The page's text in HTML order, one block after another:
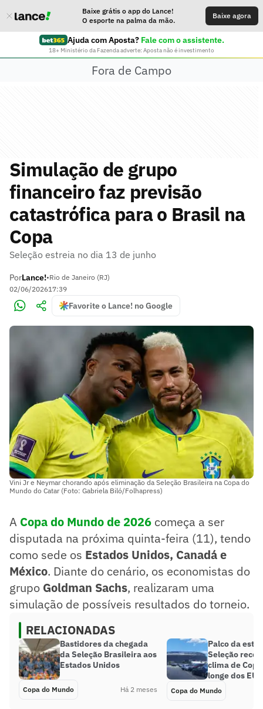
Baixe grátis o app do Lance!
O esporte na palma da mão.
Baixe agora
Ajuda com Aposta? Fale com o assistente.
18+ Ministério da Fazenda adverte: Aposta não é investimento
Fora de Campo
Simulação de grupo
financeiro faz previsão
catastrófica para o Brasil na
Copa
Seleção estreia no dia 13 de junho
PorLance!•Rio de Janeiro (RJ)
02/06/202617:39
Favorite o Lance! no Google
Vini Jr e Neymar chorando após eliminação da Seleção Brasileira na Copa do
Mundo do Catar (Foto: Gabriela Biló/Folhapress)
A Copa do Mundo de 2026 começa a ser
disputada na próxima quinta-feira (11), tendo
como sede os Estados Unidos, Canadá e
México. Diante do cenário, os economistas do
grupo Goldman Sachs, realizaram uma
simulação de possíveis resultados do torneio.
RELACIONADAS
Bastidores da chegada
da Seleção Brasileira aos
Estados Unidos
Copa do Mundo Há 2 meses
Palco da
Seleção
clima de
longe dos EUA
Copa do Mundo